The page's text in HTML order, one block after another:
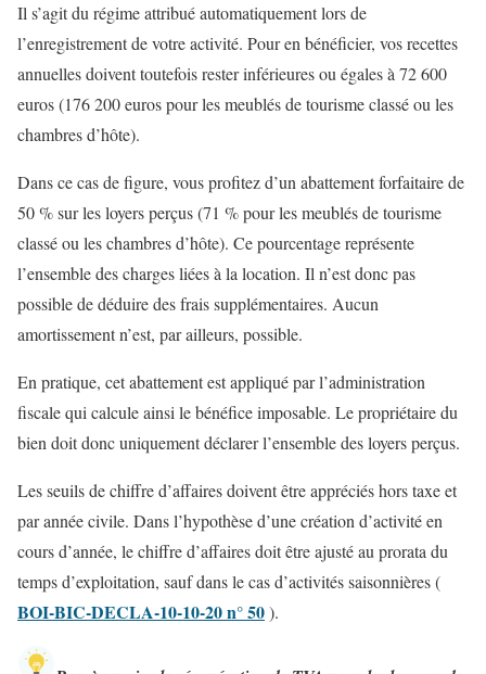
Il s’agit du régime attribué automatiquement lors de
l’enregistrement de votre activité. Pour en bénéficier, vos recettes
annuelles doivent toutefois rester inférieures ou égales à 72 600
euros (176 200 euros pour les meublés de tourisme classé ou les
chambres d’hôte).
Dans ce cas de figure, vous profitez d’un abattement forfaitaire de
50 % sur les loyers perçus (71 % pour les meublés de tourisme
classé ou les chambres d’hôte). Ce pourcentage représente
l’ensemble des charges liées à la location. Il n’est donc pas
possible de déduire des frais supplémentaires. Aucun
amortissement n’est, par ailleurs, possible.
En pratique, cet abattement est appliqué par l’administration
fiscale qui calcule ainsi le bénéfice imposable. Le propriétaire du
bien doit donc uniquement déclarer l’ensemble des loyers perçus.
Les seuils de chiffre d’affaires doivent être appréciés hors taxe et
par année civile. Dans l’hypothèse d’une création d’activité en
cours d’année, le chiffre d’affaires doit être ajusté au prorata du
temps d’exploitation, sauf dans le cas d’activités saisonnières (
BOI-BIC-DECLA-10-10-20 n° 50).